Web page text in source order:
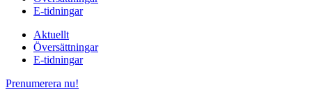
E-tidningar
Aktuellt
Översättningar
E-tidningar
Prenumerera nu!